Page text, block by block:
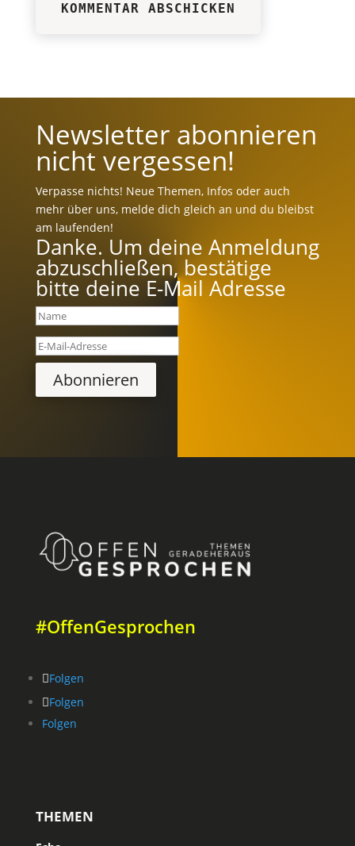
KOMMENTAR ABSCHICKEN
Newsletter abonnieren
nicht vergessen!
Verpasse nichts! Neue Themen, Infos oder auch
mehr über uns, melde dich gleich an und du bleibst
am laufenden!
Danke. Um deine Anmeldung
abzuschließen, bestätige
bitte deine E-Mail Adresse
Abonnieren
#OffenGesprochen
Folgen
Folgen
Folgen
THEMEN